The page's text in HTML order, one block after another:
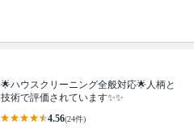
🌟ハウスクリーニング全般対応🌟人柄と
技術で評価されています✨✨
4.56(24件)